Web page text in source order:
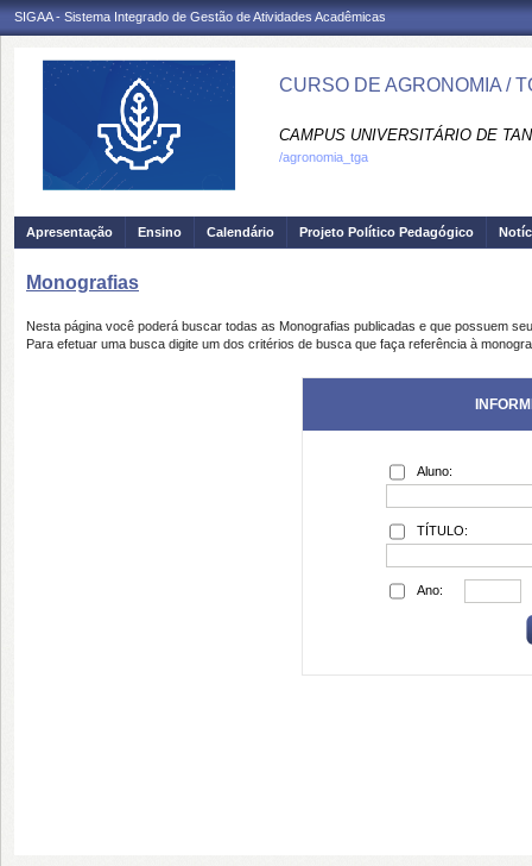
SIGAA - Sistema Integrado de Gestão de Atividades Acadêmicas
CURSO DE AGRONOMIA /
CAMPUS UNIVERSITÁRIO DE
/agronomia_tga
Apresentação Ensino Calendário Projeto Político Pedagógico
Monografias
Nesta página você poderá buscar todas as Monografias publicadas e que possuem
Para efetuar uma busca digite um dos critérios de busca que faça referência à
Aluno:
TÍTULO:
Ano: